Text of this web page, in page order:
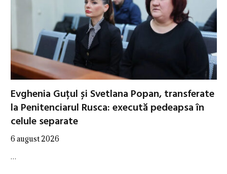
Evghenia Guțul și Svetlana Popan, transferate
la Penitenciarul Rusca: execută pedeapsa în
celule separate
6 august 2026
…